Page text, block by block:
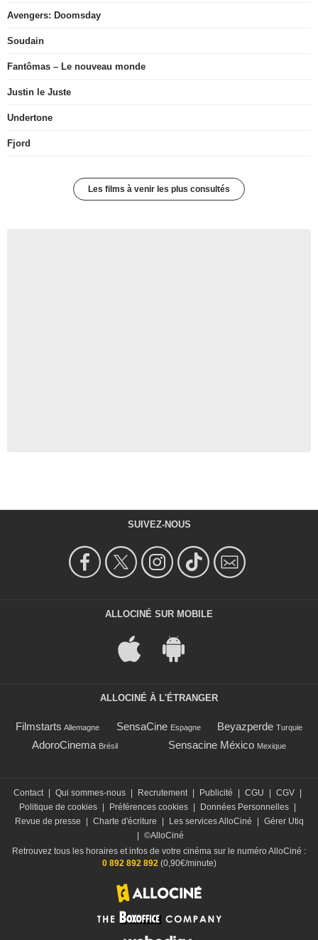
Avengers: Doomsday
Soudain
Fantômas – Le nouveau monde
Justin le Juste
Undertone
Fjord
Les films à venir les plus consultés
SUIVEZ-NOUS
ALLOCINÉ SUR MOBILE
ALLOCINÉ À L'ÉTRANGER
Filmstarts Allemagne SensaCine Espagne Beyazperde Turquie
AdoroCinema Brésil Sensacine México Mexique
Contact Qui sommes-nous Recrutement Publicité CGU CGV
Politique de cookies
Préférences cookies Données Personnelles
Revue de presse
Charte d'écriture Les services AlloCiné
Gérer Utiq
©AlloCiné
Retrouvez tous les horaires et infos de votre cinéma sur le numéro AlloCiné :
0 892 892 892(0,90€/minute)